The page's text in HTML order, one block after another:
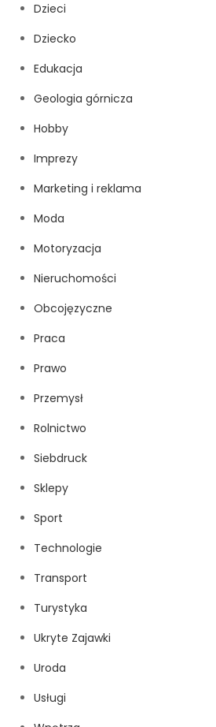
Dzieci
Dziecko
Edukacja
Geologia górnicza
Hobby
Imprezy
Marketing i reklama
Moda
Motoryzacja
Nieruchomości
Obcojęzyczne
Praca
Prawo
Przemysł
Rolnictwo
Siebdruck
Sklepy
Sport
Technologie
Transport
Turystyka
Ukryte Zajawki
Uroda
Usługi